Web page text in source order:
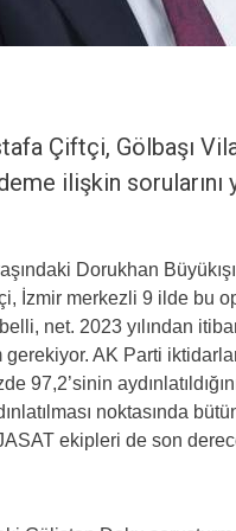
Çiftçi, Gölbaşı
ilişkin sorularını
Dorukhan
İzmir merkezli 9 ilde bu
belli, net. 2023 yılından
gerekiyor. AK Parti
97,2’sinin
noktasında
ekipleri de son